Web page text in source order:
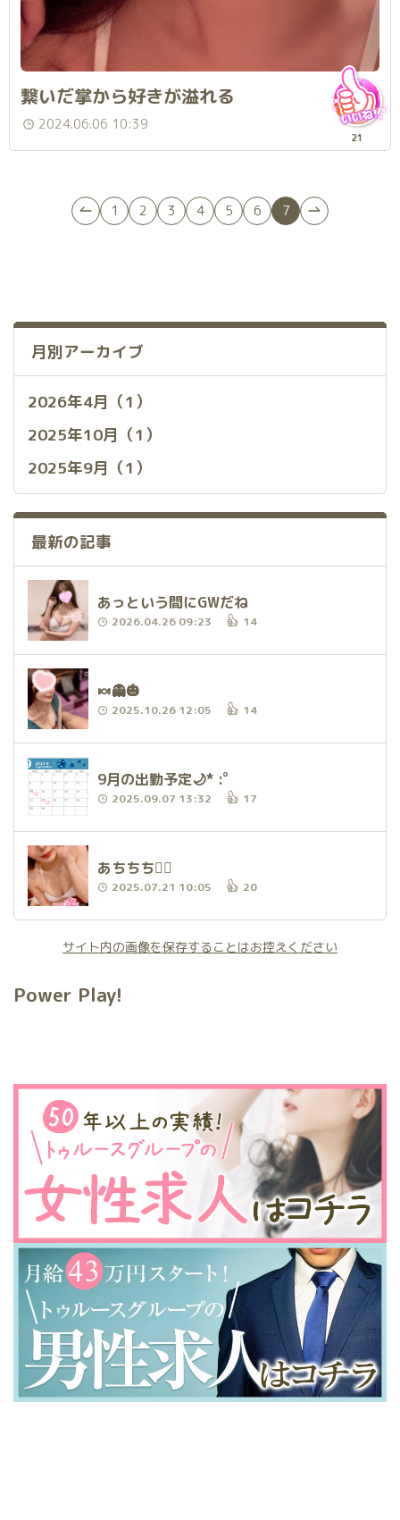
繋いだ掌から好きが溢れる
2024.06.06 10:39
21
1 2 3 4 5 6 7
月別アーカイブ
2026年4月（1）
2025年10月（1）
2025年9月（1）
最新の記事
あっという間にGWだね
2026.04.26 09:23 14
🍬👻🎃
2025.10.26 12:05 14
9月の出勤予定🌙* :ﾟ
2025.09.07 13:32 17
あちちち❤️‍🔥
2025.07.21 10:05 20
サイト内の画像を保存することはお控えください
Power Play!